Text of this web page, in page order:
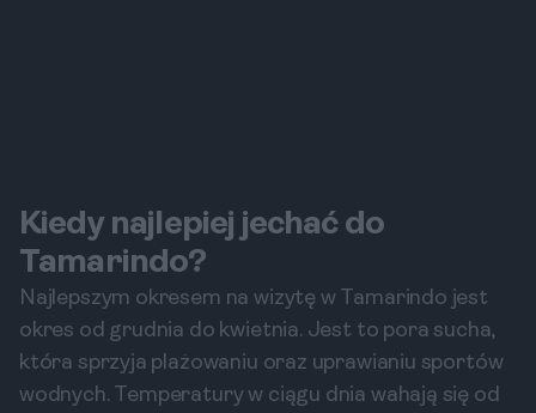
Kiedy najlepiej jechać do
Tamarindo?
Najlepszym okresem na wizytę w Tamarindo jest
okres od grudnia do kwietnia. Jest to pora sucha,
która sprzyja plażowaniu oraz uprawianiu sportów
wodnych. Temperatury w ciągu dnia wahają się od